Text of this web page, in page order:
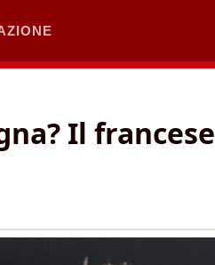
Il francese